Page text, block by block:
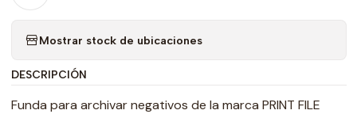
Mostrar stock de ubicaciones
DESCRIPCIÓN
Funda para archivar negativos de la marca PRINT FILE